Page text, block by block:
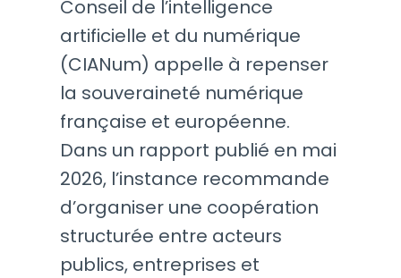
Conseil de l’intelligence
artificielle et du numérique
(CIANum) appelle à repenser
la souveraineté numérique
française et européenne.
Dans un rapport publié en mai
2026, l’instance recommande
d’organiser une coopération
structurée entre acteurs
publics, entreprises et